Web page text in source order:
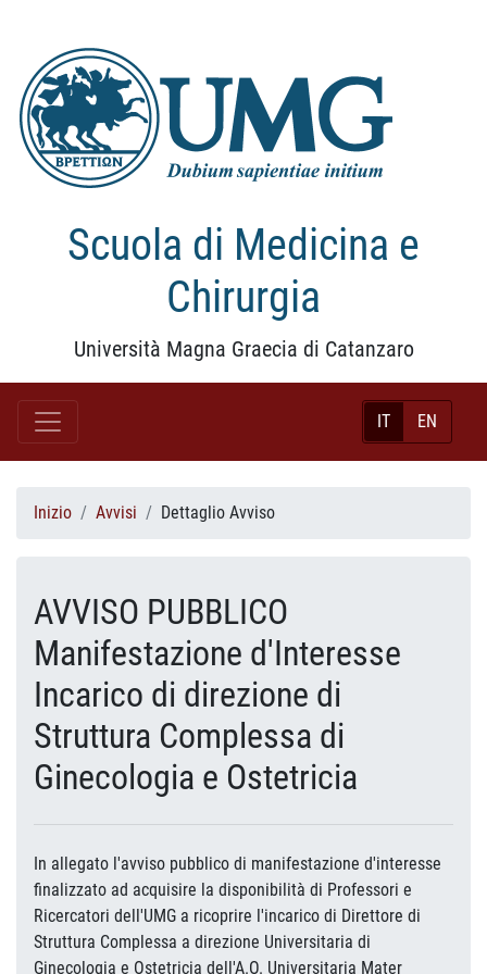
Scuola di Medicina e
Chirurgia
Università Magna Graecia di Catanzaro
IT EN
Inizio Avvisi Dettaglio Avviso
AVVISO PUBBLICO
Manifestazione d'Interesse
Incarico di direzione di
Struttura Complessa di
Ginecologia e Ostetricia
In allegato l'avviso pubblico di manifestazione d'interesse
finalizzato ad acquisire la disponibilità di Professori e
Ricercatori dell'UMG a ricoprire l'incarico di Direttore di
Struttura Complessa a direzione Universitaria di
Ginecologia e Ostetricia dell'A.O. Universitaria Mater